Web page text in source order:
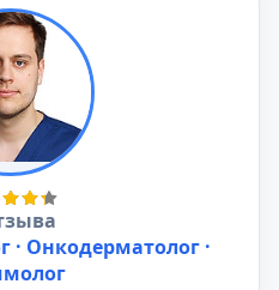
Онкодерматолог ·